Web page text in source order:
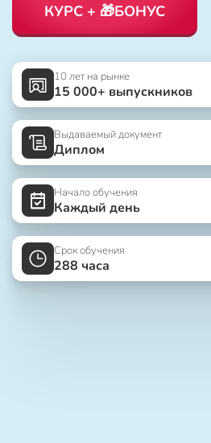
КУРС + 🎁БОНУС
10 лет на рынке
15 000+ выпускников
Выдаваемый документ
Диплом
Начало обучения
Каждый день
Срок обучения
288 часа